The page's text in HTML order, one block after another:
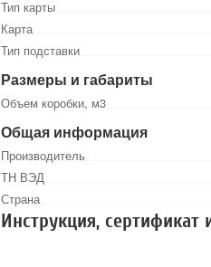
Тип карты
Карта
Тип подставки
Размеры и габариты
Объем коробки, м3
Общая информация
Производитель
ТН ВЭД
Страна
Инструкция,